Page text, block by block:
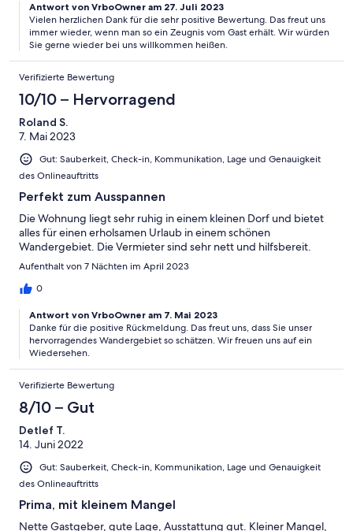
Antwort von VrboOwner am 27. Juli 2023
Vielen herzlichen Dank für die sehr positive Bewertung. Das freut uns
immer wieder, wenn man so ein Zeugnis vom Gast erhält. Wir würden
Sie gerne wieder bei uns willkommen heißen.
Verifizierte Bewertung
10/10 – Hervorragend
Roland S.
7. Mai 2023
Gut: Sauberkeit, Check-in, Kommunikation, Lage und Genauigkeit
des Onlineauftritts
Perfekt zum Ausspannen
Die Wohnung liegt sehr ruhig in einem kleinen Dorf und bietet
alles für einen erholsamen Urlaub in einem schönen
Wandergebiet. Die Vermieter sind sehr nett und hilfsbereit.
Aufenthalt von 7 Nächten im April 2023
0
Antwort von VrboOwner am 7. Mai 2023
Danke für die positive Rückmeldung. Das freut uns, dass Sie unser
hervorragendes Wandergebiet so schätzen. Wir freuen uns auf ein
Wiedersehen.
Verifizierte Bewertung
8/10 – Gut
Detlef T.
14. Juni 2022
Gut: Sauberkeit, Check-in, Kommunikation, Lage und Genauigkeit
des Onlineauftritts
Prima, mit kleinem Mangel
Nette Gastgeber, gute Lage, Ausstattung gut. Kleiner Mangel,